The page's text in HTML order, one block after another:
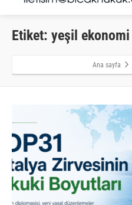
Etiket: yeşil ekonomi
Ana sayfa